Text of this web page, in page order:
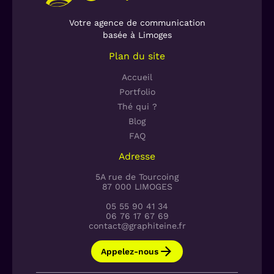
Votre agence de communication
basée à Limoges
Plan du site
Accueil
Portfolio
Thé qui ?
Blog
FAQ
Adresse
5A rue de Tourcoing
87 000 LIMOGES
05 55 90 41 34
06 76 17 67 69
contact@graphiteine.fr
Appelez-nous